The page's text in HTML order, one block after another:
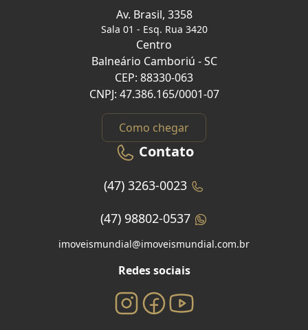
Av. Brasil, 3358
Sala 01 - Esq. Rua 3420
Centro
Balneário Camboriú - SC
CEP: 88330-063
CNPJ: 47.386.165/0001-07
Como chegar
Contato
(47) 3263-0023
(47) 98802-0537
imoveismundial@imoveismundial.com.br
Redes sociais